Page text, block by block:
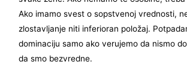
Ako imamo svest o sopstvenoj vrednosti,
zlostavljanje niti inferioran položaj.
dominaciju samo ako verujemo da nismo
da smo bezvredne.